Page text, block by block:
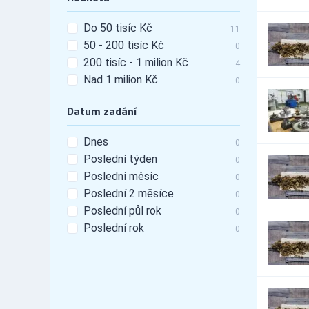
tunning
Automobily - leasing 479
Automobily - pneu
Automobily -
příslušenství
Automobily - prodej -
osobní vozy
Automobily - prodej -
užitkové vozy
Automobily - půjčovny
Automobily - půjčovny -
nákladní vozy
Automobily - půjčovny -
Do 50 tisíc Kč 11
50 - 200 tisíc Kč 0
200 tisíc - 1 milion Kč 4
Nad 1 milion Kč 0
Datum zadání
Dnes 0
Poslední týden 0
Poslední měsíc 0
Poslední 2 měsíce 0
Poslední půl rok 0
Poslední rok 0